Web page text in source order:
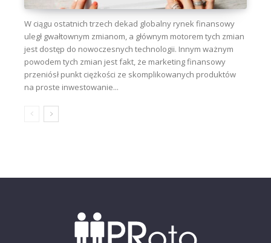
W ciągu ostatnich trzech dekad globalny rynek finansowy
uległ gwałtownym zmianom, a głównym motorem tych zmian
jest dostęp do nowoczesnych technologii. Innym ważnym
powodem tych zmian jest fakt, że marketing finansowy
przeniósł punkt ciężkości ze skomplikowanych produktów
na proste inwestowanie...